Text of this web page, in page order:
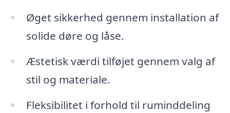
Øget sikkerhed gennem installation af
solide døre og låse.
Æstetisk værdi tilføjet gennem valg af
stil og materiale.
Fleksibilitet i forhold til ruminddeling